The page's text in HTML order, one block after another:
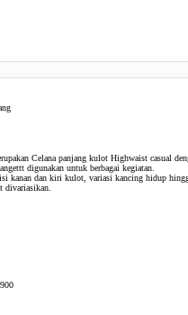
Celana panjang kulot Highwaist casual
digunakan untuk berbagai kegiatan.
kanan dan kiri kulot, variasi kancing hidup
divariasikan.